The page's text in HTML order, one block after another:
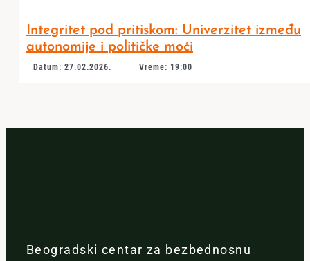
Integritet pod pritiskom: Univerzitet između
autonomije i političke moći
Datum: 27.02.2026. Vreme: 19:00
Beogradski centar za bezbednosnu